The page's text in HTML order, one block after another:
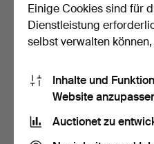
Hans Kögl zugeschrieben,
Stehlampe, 2. Häl…
3 Tage
577 USD
Einige Cookies sind für
Dienstleistung
selbst verwalten
Inhalte und
Website
Auctionet zu